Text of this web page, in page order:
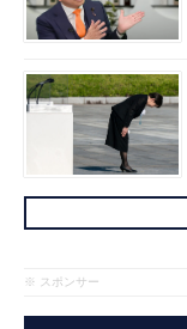
※ スポンサー